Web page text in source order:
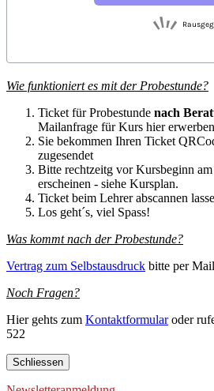
Wie funktioniert es mit der Probestunde?
Ticket für Probestunde nach
Mailanfrage für Kurs hier erwerben
Sie bekommen Ihren Ticket
zugesendet
Bitte rechtzeitg vor Kursbeginn
erscheinen - siehe Kursplan.
Ticket beim Lehrer abscannen
Los geht´s, viel Spass!
Was kommt nach der Probestunde?
Vertrag zum Selbstausdruck bitte per
Noch Fragen?
Hier gehts zum Kontaktformularoder
522
Schliessen